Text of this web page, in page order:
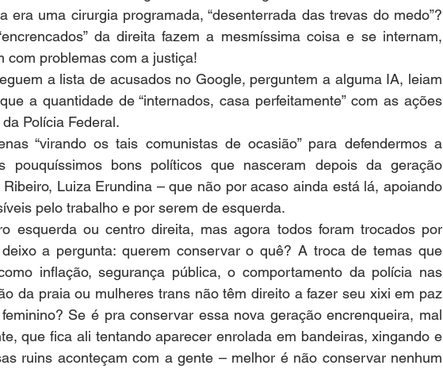
era uma cirurgia programada, “desenterrada das trevas do medo”?
da direita fazem a mesmíssima coisa e se internam,
com problemas com a justiça!
a lista de acusados no Google, perguntem a alguma IA, leiam
a quantidade de “internados, casa perfeitamente” com as ações
Polícia Federal.
“virando os tais comunistas de ocasião” para defendermos a
pouquíssimos bons políticos que nasceram depois da geração
Luiza Erundina – que não por acaso ainda está lá, apoiando
pelo trabalho e por serem de esquerda.
esquerda ou centro direita, mas agora todos foram trocados por
deixo a pergunta: querem conservar o quê? A troca de temas que
inflação, segurança pública, o comportamento da polícia nas
da praia ou mulheres trans não têm direito a fazer seu xixi em paz
Se é pra conservar essa nova geração encrenqueira, mal
que fica ali tentando aparecer enrolada em bandeiras, xingando e
ruins aconteçam com a gente – melhor é não conservar nenhum